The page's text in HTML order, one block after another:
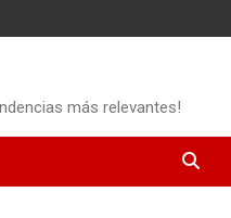
más relevantes!